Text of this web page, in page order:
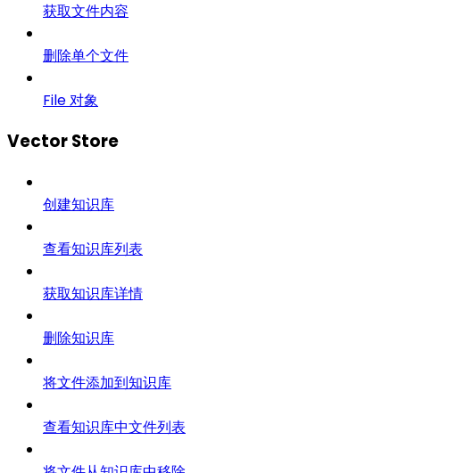
获取文件内容
删除单个文件
File 对象
Vector Store
创建知识库
查看知识库列表
获取知识库详情
删除知识库
将文件添加到知识库
查看知识库中文件列表